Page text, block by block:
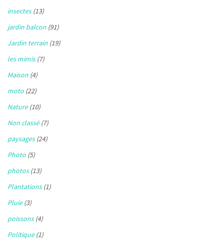
insectes(13)
jardin balcon (91)
Jardin terrain (19)
les mimis(7)
Maison (4)
moto (22)
Nature(10)
Non classé(7)
paysages(24)
Photo (5)
photos(13)
Plantations(1)
Pluie(3)
poissons(4)
Politique(1)